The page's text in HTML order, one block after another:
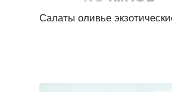
Салаты оливье